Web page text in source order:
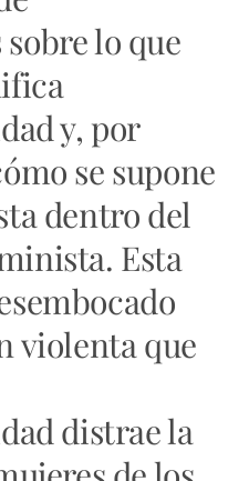
lo que
y, por
se supone
dentro del
Esta
violenta que
distrae la